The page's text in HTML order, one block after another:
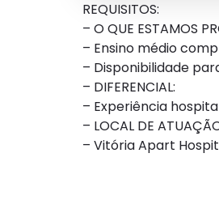
REQUISITOS:
– O QUE ESTAMOS
– Ensino médio
– Disponibilidade
– DIFERENCIAL:
– Experiência
– LOCAL DE
– Vitória Apart